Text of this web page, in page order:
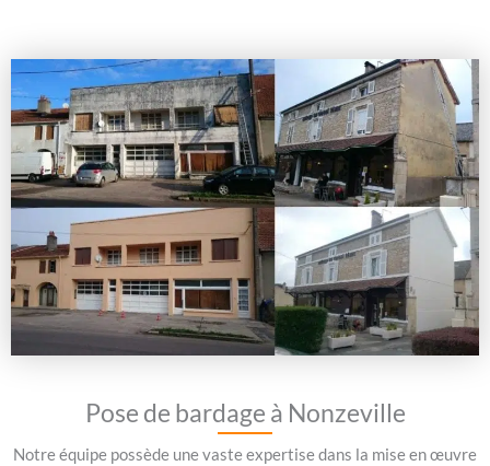
Pose de bardage à Nonzeville
Notre équipe possède une vaste expertise dans la mise en œuvre